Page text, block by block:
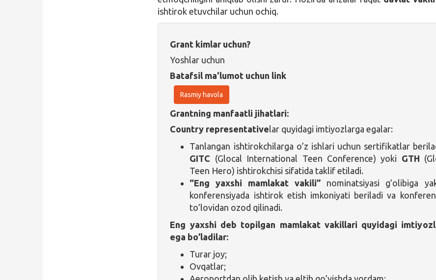
ishtirok etuvchilar uchun ochiq.
Grant kimlar uchun?
Yoshlar uchun
Batafsil ma'lumot uchun link
Rasmiy havola
Grantning manfaatli jihatlari:
Country representativelar quyidagi imtiyozlarga egalar:
Tanlangan ishtirokchilarga o’z ishlari uchun sertifikatlar
GITC (Glocal International Teen Conference) yoki GTH
Teen Hero) ishtirokchisi sifatida taklif etiladi.
“Eng yaxshi mamlakat vakili” nominatsiyasi g’olibiga
konferensiyada ishtirok etish imkoniyati beriladi va
to’lovidan ozod qilinadi.
Eng yaxshi deb topilgan mamlakat vakillari quyidagi
ega bo’ladilar:
Turar joy;
Ovqatlar;